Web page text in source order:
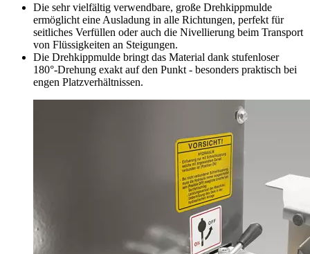
Die sehr vielfältig verwendbare, große Drehkippmulde
ermöglicht eine Ausladung in alle Richtungen, perfekt für
seitliches Verfüllen oder auch die Nivellierung beim Transport
von Flüssigkeiten an Steigungen.
Die Drehkippmulde bringt das Material dank stufenloser
180°-Drehung exakt auf den Punkt - besonders praktisch bei
engen Platzverhältnissen.